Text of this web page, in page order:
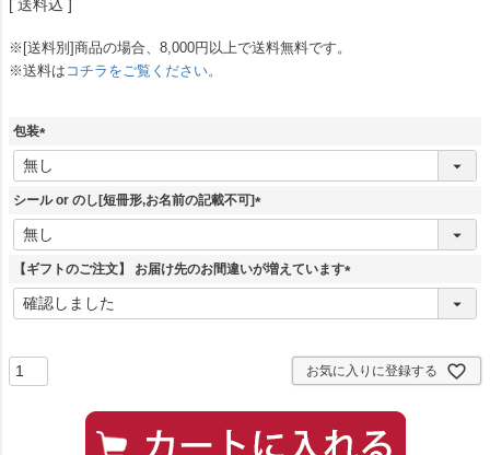
送料込
※[送料別]商品の場合、8,000円以上で送料無料です。
※送料は コチラをご覧ください。
包装
(
必
須
シール or のし[短冊形,お名前の記載不可]
(
須
【ギフトのご注文】 お届け先のお間違いが増えています
(
お気に入りに登録する